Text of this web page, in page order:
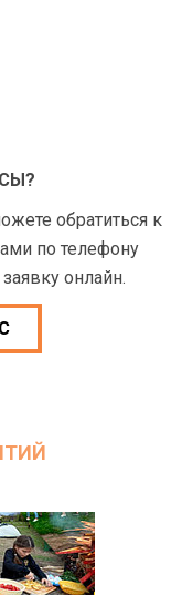
обратиться к
по телефону
онлайн.